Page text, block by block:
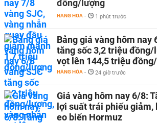
đồng/lượng
HÀNG HÓA - 1 phút trước
Bảng giá vàng hôm nay
tăng sốc 3,2 triệu đồng/
vọt lên 144,5 triệu
HÀNG HÓA - 24 giờ trước
Giá vàng hôm nay 6/8:
lợi suất trái phiếu giảm,
eo biển Hormuz